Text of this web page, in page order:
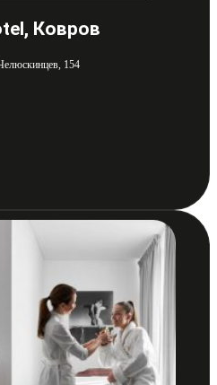
Ковров
154